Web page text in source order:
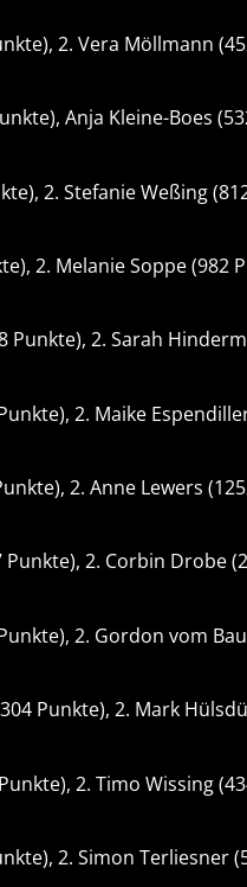
2. Vera Möllmann
Anja Kleine-Boes
2. Stefanie Weßing
2. Melanie Soppe (982
Punkte), 2. Sarah
2. Maike
2. Anne Lewers
2. Corbin Drobe
2. Gordon vom
Punkte), 2. Mark
2. Timo Wissing
2. Simon Terliesner